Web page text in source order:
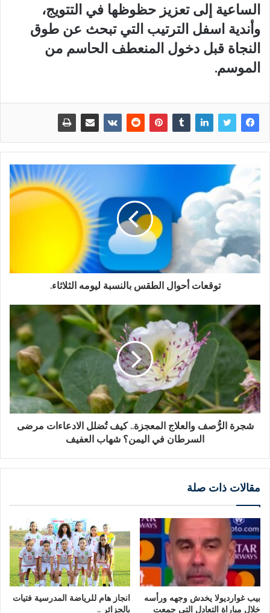
الساعية إلى تعزيز حظوظها في التتويج،
وأندية اسفل الترتيب التي تبحث عن طوق
النجاة قبل دخول المنعطف الحاسم من
الموسم.
توقعات أحوال الطقس بالنسبة ليومه الثلاثاء.
شجرة الرُّصف والعلاج المعجزة.. كيف تُضلل الادعاءات مرضى
السرطان في اليمن؟ شهاب العفيف
مقالات ذات صلة
بيب غوارديولا يخدش وجهه ورأسه
خلال مباراة التعادل التي جمعت
انجاز هام للرياضة المدرسية فتيات
بالجزائر ..